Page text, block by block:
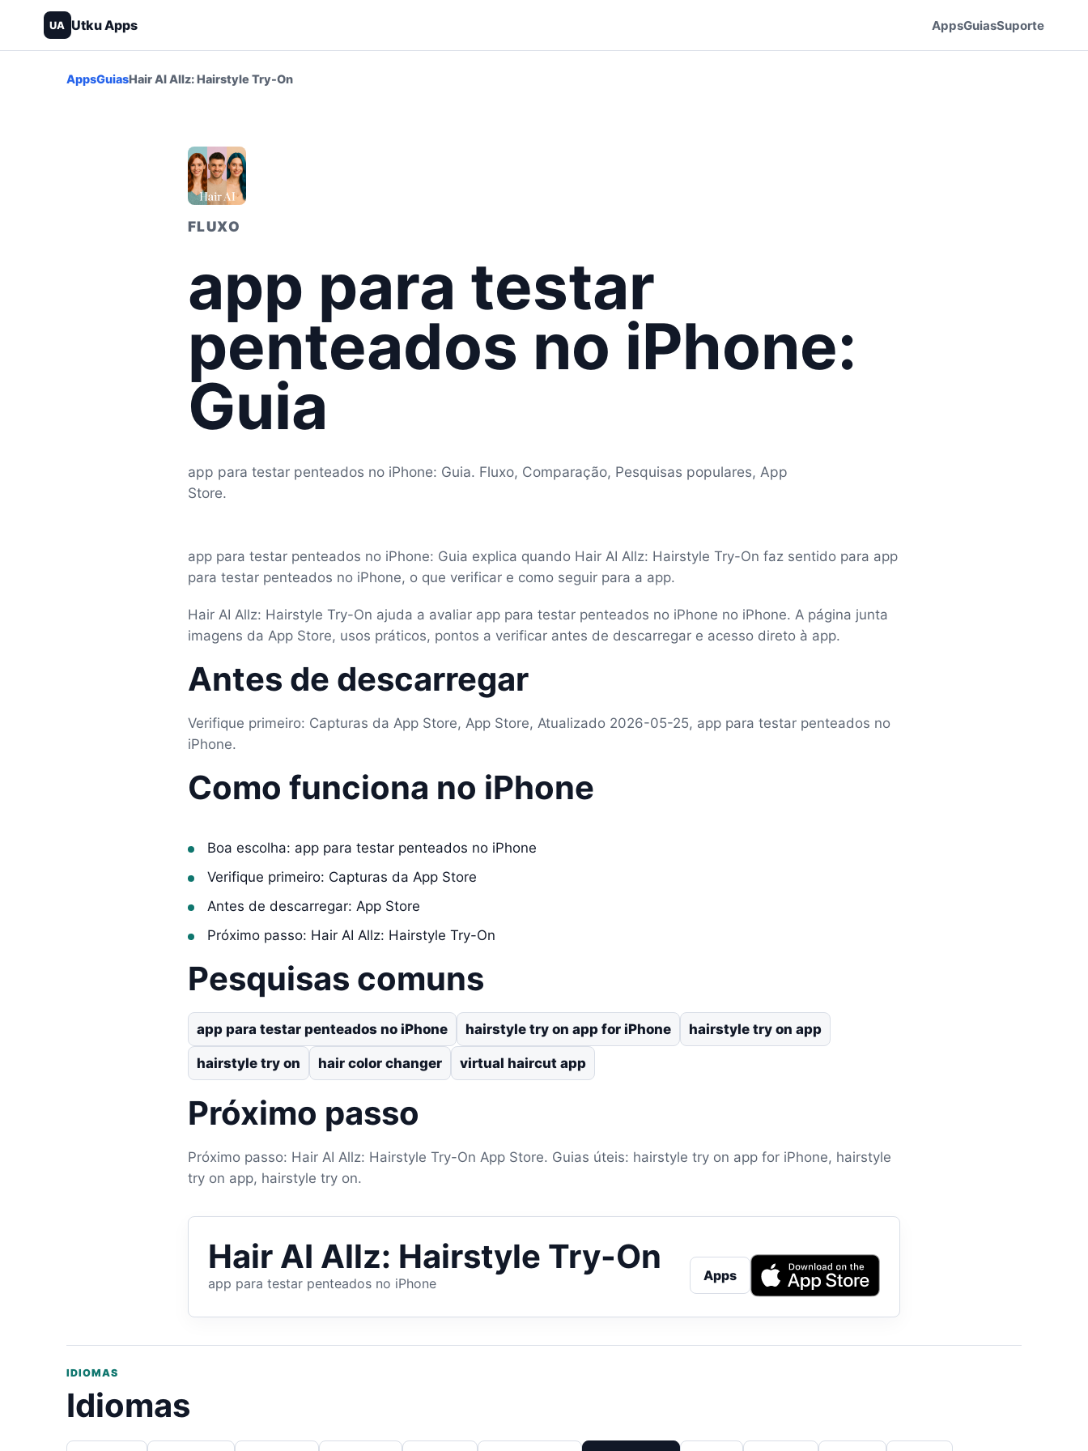
UA Utku Apps AppsGuiasSuporte
AppsGuiasHair AI Allz: Hairstyle Try-On
FLUXO
app para testar
penteados no iPhone:
Guia
app para testar penteados no iPhone: Guia. Fluxo, Comparação, Pesquisas populares, App
Store.
app para testar penteados no iPhone: Guia explica quando Hair AI Allz: Hairstyle Try-On faz sentido para app
para testar penteados no iPhone, o que verificar e como seguir para a app.
Hair AI Allz: Hairstyle Try-On ajuda a avaliar app para testar penteados no iPhone no iPhone. A página junta
imagens da App Store, usos práticos, pontos a verificar antes de descarregar e acesso direto à app.
Antes de descarregar
Verifique primeiro: Capturas da App Store, App Store, Atualizado 2026-05-25, app para testar penteados no
iPhone.
Como funciona no iPhone
Boa escolha: app para testar penteados no iPhone
Verifique primeiro: Capturas da App Store
Antes de descarregar: App Store
Próximo passo: Hair AI Allz: Hairstyle Try-On
Pesquisas comuns
app para testar penteados no iPhone hairstyle try on app for iPhone hairstyle try on app
hairstyle try on hair color changer virtual haircut app
Próximo passo
Próximo passo: Hair AI Allz: Hairstyle Try-On App Store. Guias úteis: hairstyle try on app for iPhone, hairstyle
try on app, hairstyle try on.
Hair AI Allz: Hairstyle Try-On
app para testar penteados no iPhone Apps
IDIOMAS
Idiomas